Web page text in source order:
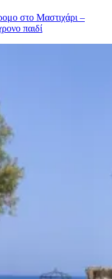
στο Μαστιχάρι –
παιδί